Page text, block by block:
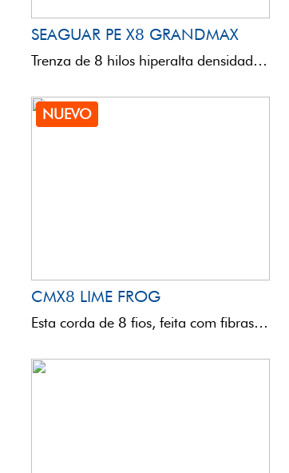
SEAGUAR PE X8 GRANDMAX
Trenza de 8 hilos hiperalta densidad de gran calidad, fabricación japonesa. ¡La trenza con menor índice de ...
NUEVO
CMX8 LIME FROG
Esta corda de 8 fios, feita com fibras UHMPE, combinadas com uma construção de mais de 30 ...